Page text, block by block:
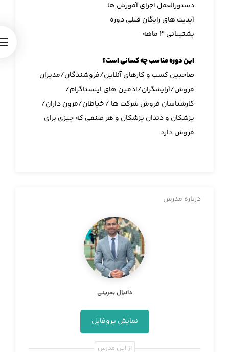
دستورالعمل اجرای آموزش ها
آپدیت های رایگان قبلی دوره
پشتیبانی ۳ ماهه
این دوره مناسب چه کسانی است؟
صاحبین کسب و کارهای آنلاین/فروشندگان/مدیران
فروش/آرایشگران/ادمین های اینستاگرام/
کارشناسان فروش شرکت ها / خیاطان/مزون داران/
پزشکان و دندان پزشکان و هر صنفی که چیزی برای
فروش دارد
درباره مدرس
دانیال بحرینی
نمایش پروفایل
از این مدرس